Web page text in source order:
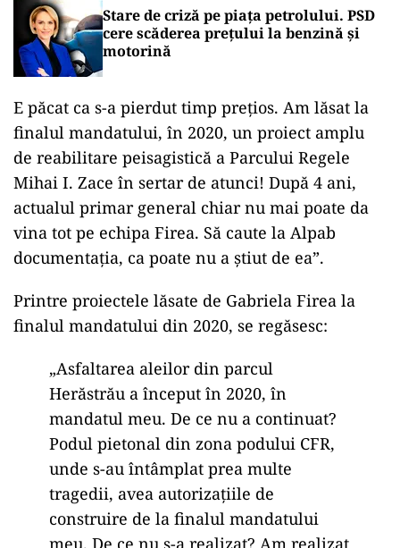
Stare de criză pe piața petrolului. PSD
cere scăderea prețului la benzină și
motorină
E păcat ca s-a pierdut timp prețios. Am lăsat la
finalul mandatului, în 2020, un proiect amplu
de reabilitare peisagistică a Parcului Regele
Mihai I. Zace în sertar de atunci! După 4 ani,
actualul primar general chiar nu mai poate da
vina tot pe echipa Firea. Să caute la Alpab
documentația, ca poate nu a știut de ea”.
Printre proiectele lăsate de Gabriela Firea la
finalul mandatului din 2020, se regăsesc:
„Asfaltarea aleilor din parcul
Herăstrău a început în 2020, în
mandatul meu. De ce nu a continuat?
Podul pietonal din zona podului CFR,
unde s-au întâmplat prea multe
tragedii, avea autorizațiile de
construire de la finalul mandatului
meu. De ce nu s-a realizat? Am realizat